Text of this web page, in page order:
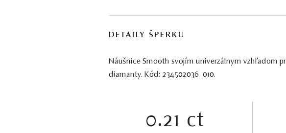
DETAILY ŠPERKU
Náušnice Smooth svojím univerzálnym vzhľadom
diamanty. Kód: 234502036_010.
0.21 ct